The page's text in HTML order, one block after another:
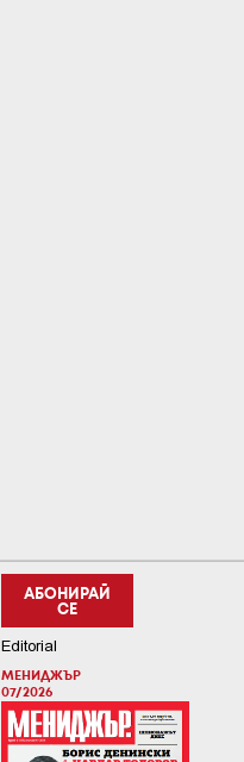
АБОНИРАЙ
СЕ
Editorial
МЕНИДЖЪР
07/2026